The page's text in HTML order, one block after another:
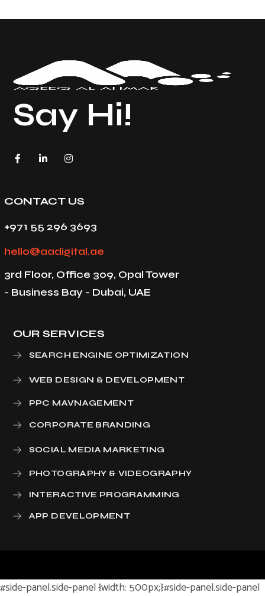
Say Hi!
CONTACT US
+971 55 296 3693
hello@aadigital.ae
3rd Floor, Office 309, Opal Tower
- Business Bay - Dubai, UAE
OUR SERVICES
SEARCH ENGINE OPTIMIZATION
WEB DESIGN & DEVELOPMENT
PPC MAVNAGEMENT
CORPORATE BRANDING
SOCIAL MEDIA MARKETING
PHOTOGRAPHY & VIDEOGRAPHY
INTERACTIVE PROGRAMMING
APP DEVELOPMENT
#side-panel.side-panel {width: 500px;}#side-panel.side-panel